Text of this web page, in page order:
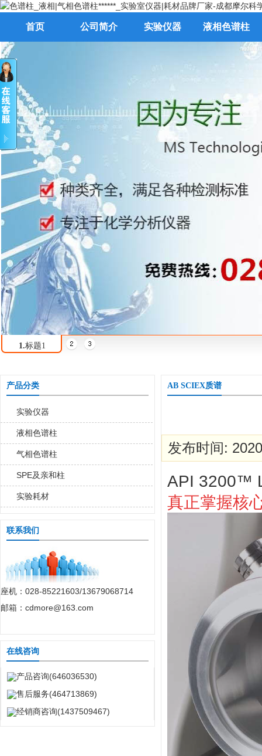
首页 公司简介 实验仪器 液相色谱柱
1.标题1
产品分类
实验仪器
液相色谱柱
气相色谱柱
SPE及亲和柱
实验耗材
联系我们
座机：028-85221603/13679068714
邮箱：cdmore@163.com
在线咨询
产品咨询(646036530)
售后服务(464713869)
经销商咨询(1437509467)
AB SCIEX质谱
发布时间:
API 3200™
真正掌握核